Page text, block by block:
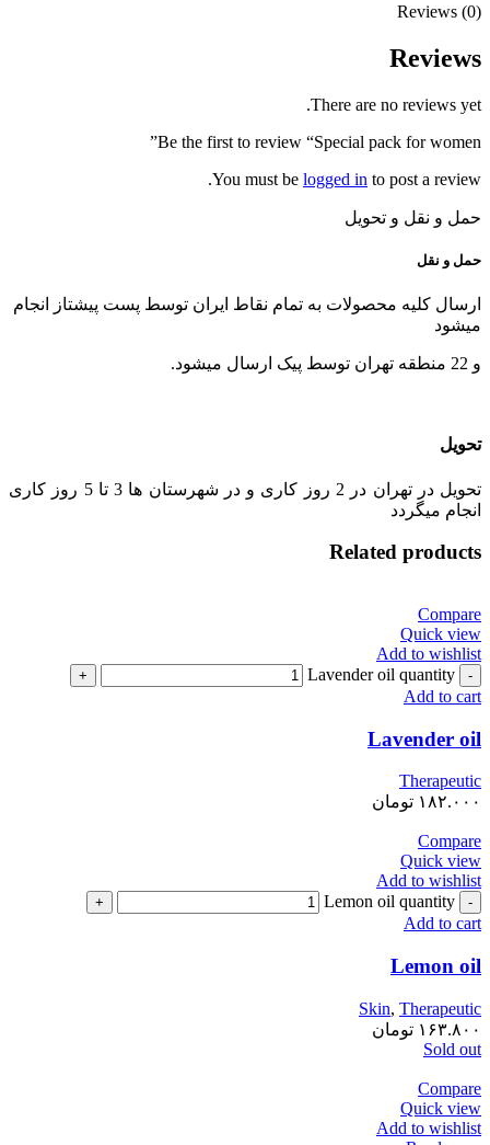
Reviews (0)
Reviews
There are no reviews yet.
Be the first to review “Special pack for women”
You must be logged in to post a review.
حمل و نقل و تحویل
حمل و نقل
ارسال کلیه محصولات به تمام نقاط ایران توسط پست پیشتاز انجام
میشود
و 22 منطقه تهران توسط پیک ارسال میشود.
تحویل
تحویل در تهران در 2 روز کاری و در شهرستان ها 3 تا 5 روز کاری
انجام میگردد
Related products
Compare
Quick view
Add to wishlist
Lavender oil quantity
Add to cart
Lavender oil
Therapeutic
۱۸۲.۰۰۰ تومان
Compare
Quick view
Add to wishlist
Lemon oil quantity
Add to cart
Lemon oil
Skin, Therapeutic
۱۶۳.۸۰۰ تومان
Sold out
Compare
Quick view
Add to wishlist